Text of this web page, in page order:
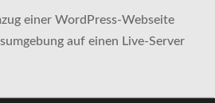
einer WordPress-Webseite
auf einen Live-Server